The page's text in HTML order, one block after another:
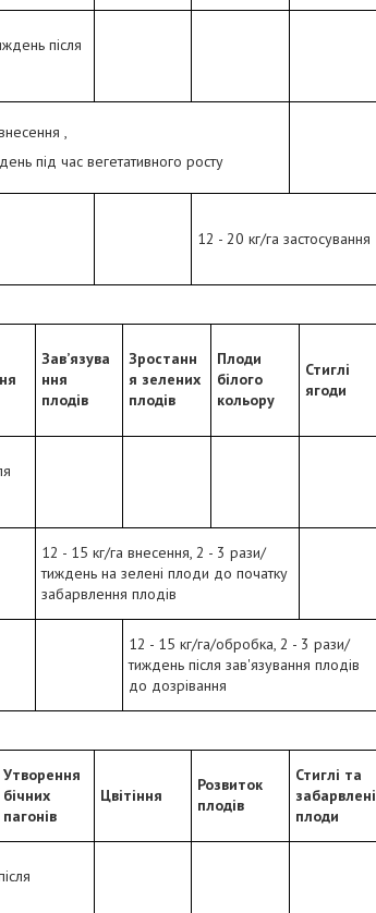
після
,
під час вегетативного росту
12 - 20 кг/га застосування
Зав’язува
ння
плодів
Зростанн
я зелених
плодів
Плоди
білого
кольору
Стиглі
ягоди
12 - 15 кг/га внесення, 2 - 3 рази/
тиждень на зелені плоди до початку
забарвлення плодів
12 - 15 кг/га/обробка, 2 - 3 рази/
тиждень після зав'язування плодів
до дозрівання
Утворення
бічних
пагонів
Цвітіння
Розвиток
плодів
Стиглі та
забарвлені
плоди